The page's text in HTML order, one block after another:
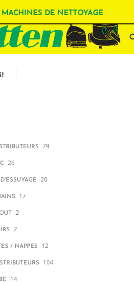
MACHINES DE NETTOYAGE
79
26
20
17
2
2
/ NAPPES 12
104
14